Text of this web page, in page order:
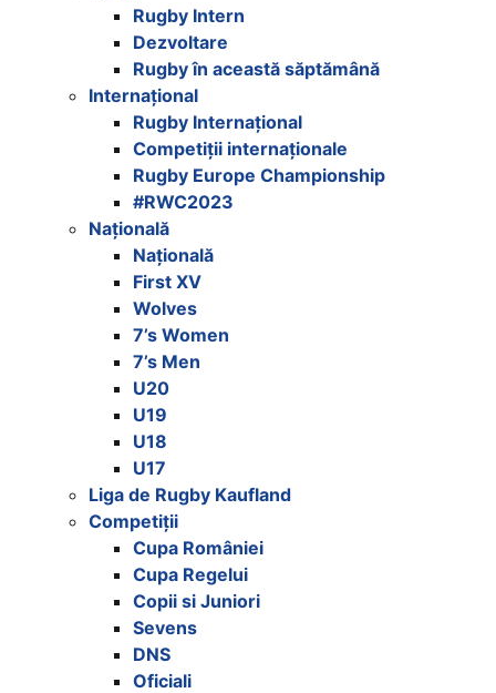
Rugby Intern
Dezvoltare
Rugby în această săptămână
Internațional
Rugby Internațional
Competiții internaționale
Rugby Europe Championship
#RWC2023
Națională
Națională
First XV
Wolves
7’s Women
7’s Men
U20
U19
U18
U17
Liga de Rugby Kaufland
Competiții
Cupa României
Cupa Regelui
Copii si Juniori
Sevens
DNS
Oficiali